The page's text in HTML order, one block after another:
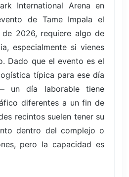
International Arena en
de Tame Impala el
2026, requiere algo de
especialmente si vienes
Dado que el evento es el
típica para ese día
un día laborable tiene
diferentes a un fin de
recintos suelen tener su
dentro del complejo o
pero la capacidad es